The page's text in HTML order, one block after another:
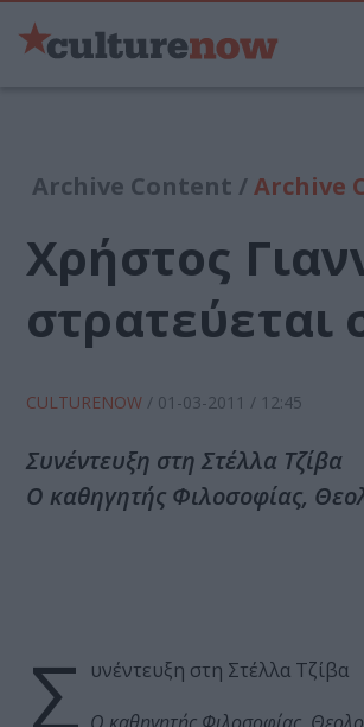
Archive Content /Archive
Χρήστος
στρατεύεται
CULTURENOW / 01-03-2011 / 12:45
Συνέντευξη στη Στέλλα Τζίβα
Ο καθηγητής Φιλοσοφίας,
Σ υνέντευξη στη Στέλλα Τζίβα